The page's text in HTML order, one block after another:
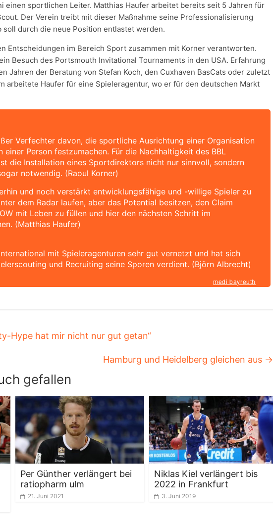
einen sportlichen Leiter. Matthias Haufer arbeitet bereits seit 5 Jahren für
Der Verein treibt mit dieser Maßnahme seine Professionalisierung
soll durch die neue Position entlastet werden.
Entscheidungen im Bereich Sport zusammen mit Korner verantworten.
Besuch des Portsmouth Invitational Tournaments in den USA. Erfahrung
Jahren der Beratung von Stefan Koch, den Cuxhaven BasCats oder zuletzt
arbeitete Haufer für eine Spieleragentur, wo er für den deutschen Markt
Verfechter davon, die sportliche Ausrichtung einer Organisation
einer Person festzumachen. Für die Nachhaltigkeit des BBL
die Installation eines Sportdirektors nicht nur sinnvoll, sondern
notwendig. (Raoul Korner)
und noch verstärkt entwicklungsfähige und -willige Spieler zu
dem Radar laufen, aber das Potential besitzen, den Claim
mit Leben zu füllen und hier den nächsten Schritt im
(Matthias Haufer)
mit Spieleragenturen sehr gut vernetzt und hat sich
und Recruiting seine Sporen verdient. (Björn Albrecht)
medi bayreuth
Hype hat mir nicht nur gut getan“
Hamburg und Heidelberg gleichen aus →
gefallen
Per Günther verlängert bei
ratiopharm ulm
21. Juni 2021
Niklas Kiel verlängert bis
2022 in Frankfurt
3. Juni 2019